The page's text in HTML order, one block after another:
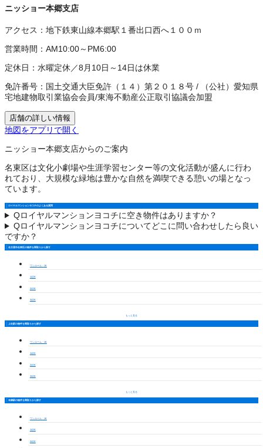
ニッショー本郷支店
アクセス： 地下鉄東山線本郷駅１番出口西へ１００ｍ
営業時間： AM10:00～PM6:00
定休日： 水曜定休／8月10日～14日は休業
免許番号： 国土交通大臣免許（１４）第２０１８号 /
（公社）愛知県
宅地建物取引業協会会員/東海不動産公正取引協議会加盟
店舗の詳しい情報
地図をアプリで開く
ニッショー本郷支店からのご案内
名東区は文化小劇場や生涯学習センター等の文化活動が盛んに行わ
れており、大規模な緑地は豊かな自然を満喫できる憩いの場となっ
ています。
ロイヤルマンションヨコチのよくある質問
Qロイヤルマンションヨコチに空き物件はありますか？
Qロイヤルマンションヨコチについてどこに問い合わせしたら良い
ですか？
名古屋市名東区の物件を間取りから探す
ワンルーム・1K
1LDK
2LDK
3LDK
もっと見る
上社駅の物件を間取りから探す
ワンルーム・1K
1LDK
2LDK
3LDK
もっと見る
本郷駅の物件を間取りから探す
ワンルーム・1K
1LDK
2LDK